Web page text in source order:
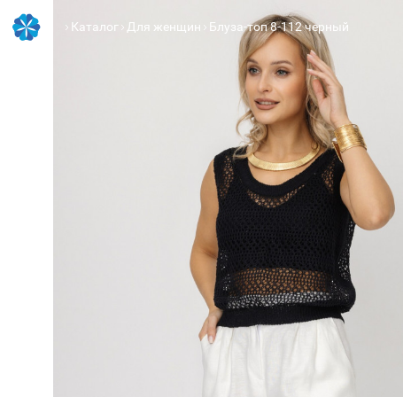
Каталог Для женщин Блуза-топ 8-112 черный